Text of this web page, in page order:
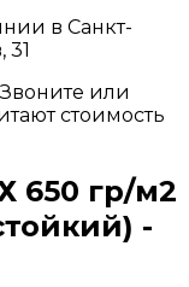
в Санкт-
31
или
стоимость
650 гр/м2
-